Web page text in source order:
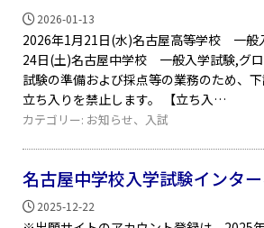
2026-01-13
2026年1月21日(水)名古屋高等学校 一般
24日(土)名古屋中学校 一般入学試験,グ
試験の準備および採点等の業務のため、
立ち入りを禁止します。 【立ち入
カテゴリー: お知らせ、 入試
名古屋中学校入学試験インタ
2025-12-22